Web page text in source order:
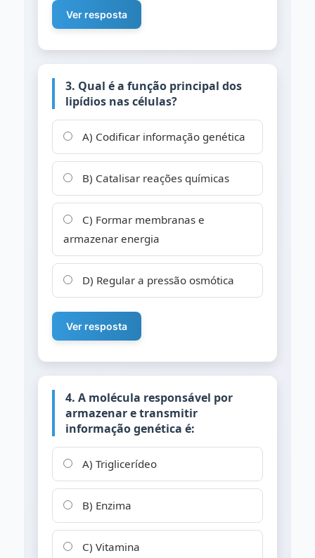
Ver resposta
3. Qual é a função principal dos
lipídios nas células?
A) Codificar informação genética
B) Catalisar reações químicas
C) Formar membranas e
armazenar energia
D) Regular a pressão osmótica
Ver resposta
4. A molécula responsável por
armazenar e transmitir
informação genética é:
A) Triglicerídeo
B) Enzima
C) Vitamina